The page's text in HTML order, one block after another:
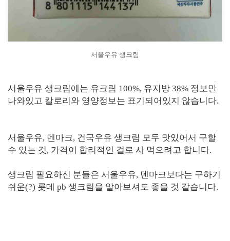
서울우유 생크림
서울우유 생크림에는 유크림 100%, 유지방 38% 정보만
나와있고 칼로리와 영양정보는 표기되어있지 않습니다.
서울우유, 덴마크, 건국우유 생크림 모두 맛있어서 구할
수 있는 것, 가격이 합리적인 걸로 사 먹으려고 합니다.
생크림 필요하신 분들은 서울우유, 덴마크보다는 구하기
쉬운(?) 롯데 pb 생크림을 알아보셔도 좋을 것 같습니다.